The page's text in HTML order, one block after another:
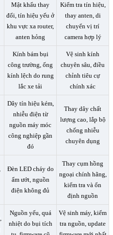
Mật khẩu thay
đổi, tín hiệu yếu ở
khu vực xa router,
anten hỏng
Kiểm tra tín hiệu,
thay anten, di
chuyển vị trí
camera hợp lý
Kính bám bụi
công trường, ống
kính lệch do rung
lắc xe tải
Vệ sinh kính
chuyên sâu, điều
chỉnh tiêu cự
chính xác
Dây tín hiệu kém,
nhiễu điện từ
nguồn máy móc
công nghiệp gần
đó
Thay dây chất
lượng cao, lắp bộ
chống nhiễu
chuyên dụng
Đèn LED cháy do
ẩm ướt, nguồn
điện không đủ
Thay cụm hồng
ngoại chính hãng,
kiểm tra và ổn
định nguồn
Nguồn yếu, quá
nhiệt do bụi tích
Vệ sinh máy, kiểm
tra nguồn, update